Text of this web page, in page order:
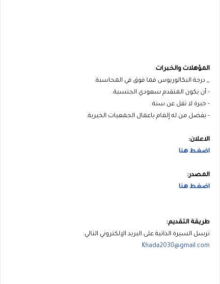
المؤهلات والخبرات:
_ درجة البكالوريوس فما فوق في المحاسبة.
- أن يكون المتقدم سعودي الجنسية.
- خبرة لا تقل عن سنة .
- يفضل من له إلمام باعمال الجمعيات الخيرية.
الاعلان:
اضغط هنا
المصدر:
اضغط هنا
طريقة التقديم:
ترسل السيرة الذاتية على البريد الإلكتروني التالي:
Khada2030@gmail.com